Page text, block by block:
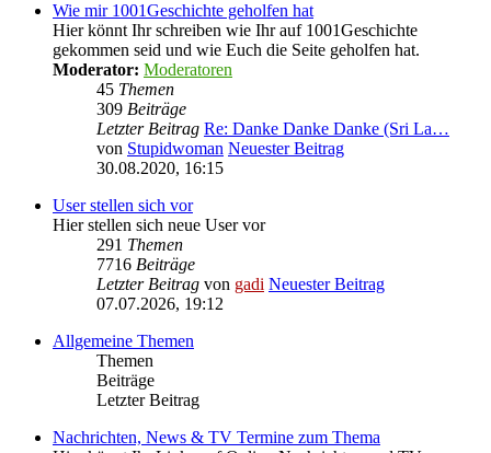
Wie mir 1001Geschichte geholfen hat
Hier könnt Ihr schreiben wie Ihr auf 1001Geschichte
gekommen seid und wie Euch die Seite geholfen hat.
Moderator: Moderatoren
45 Themen
309 Beiträge
Letzter Beitrag Re: Danke Danke Danke (Sri La…
von Stupidwoman Neuester Beitrag
30.08.2020, 16:15
User stellen sich vor
Hier stellen sich neue User vor
291 Themen
7716 Beiträge
Letzter Beitrag von gadi Neuester Beitrag
07.07.2026, 19:12
Allgemeine Themen
Themen
Beiträge
Letzter Beitrag
Nachrichten, News & TV Termine zum Thema